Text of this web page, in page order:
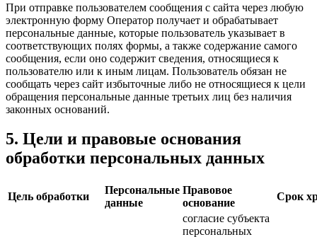
При отправке пользователем сообщения с сайта через любую
электронную форму Оператор получает и обрабатывает
персональные данные, которые пользователь указывает в
соответствующих полях формы, а также содержание самого
сообщения, если оно содержит сведения, относящиеся к
пользователю или к иным лицам. Пользователь обязан не
сообщать через сайт избыточные либо не относящиеся к цели
обращения персональные данные третьих лиц без наличия
законных оснований.
5. Цели и правовые основания
обработки персональных данных
Цель обработки
Персональные
данные
Правовое
основание
Срок
согласие субъекта
персональных